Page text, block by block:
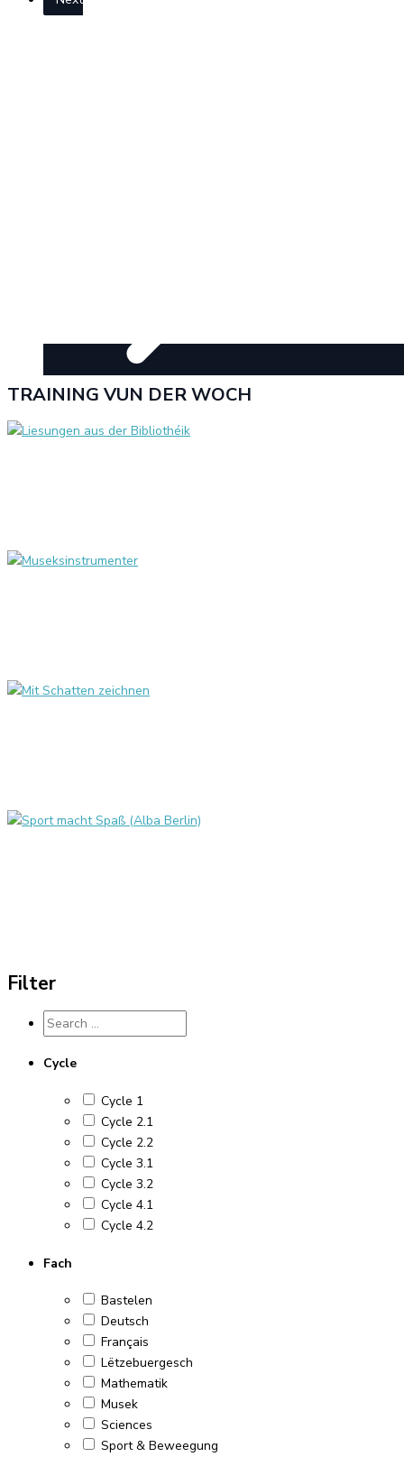
TRAINING VUN DER WOCH
Filter
Cycle
Cycle 1
Cycle 2.1
Cycle 2.2
Cycle 3.1
Cycle 3.2
Cycle 4.1
Cycle 4.2
Fach
Bastelen
Deutsch
Français
Lëtzebuergesch
Mathematik
Musek
Sciences
Sport & Beweegung